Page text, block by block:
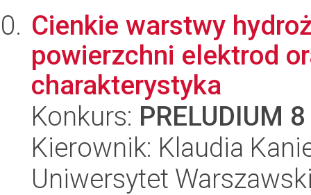
Cienkie warstwy
powierzchni elektrod
charakterystyka
Konkurs: PRELUDIUM 8
Kierownik: Klaudia
Uniwersytet